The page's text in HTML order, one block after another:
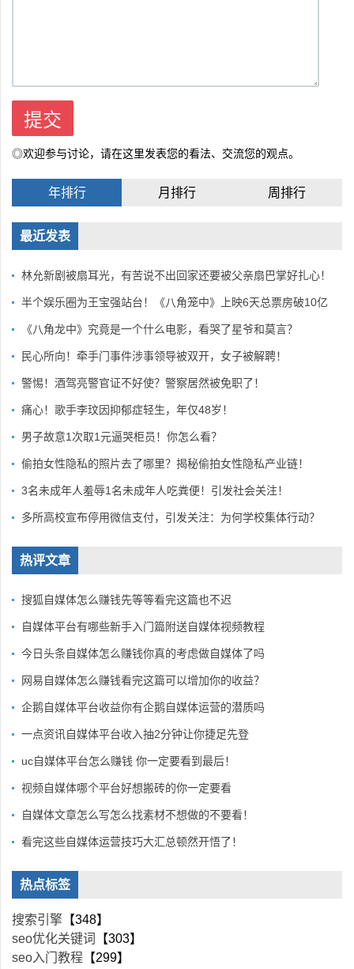
◎欢迎参与讨论，请在这里发表您的看法、交流您的观点。
年排行 月排行 周排行
最近发表
林允新剧被扇耳光，有苦说不出回家还要被父亲扇巴掌好扎心！
半个娱乐圈为王宝强站台！《八角笼中》上映6天总票房破10亿
《八角龙中》究竟是一个什么电影，看哭了星爷和莫言？
民心所向！牵手门事件涉事领导被双开，女子被解聘！
警惕！酒驾亮警官证不好使？警察居然被免职了！
痛心！歌手李玟因抑郁症轻生，年仅48岁！
男子故意1次取1元逼哭柜员！你怎么看？
偷拍女性隐私的照片去了哪里？揭秘偷拍女性隐私产业链！
3名未成年人羞辱1名未成年人吃粪便！引发社会关注！
多所高校宣布停用微信支付，引发关注：为何学校集体行动？
热评文章
搜狐自媒体怎么赚钱先等等看完这篇也不迟
自媒体平台有哪些新手入门篇附送自媒体视频教程
今日头条自媒体怎么赚钱你真的考虑做自媒体了吗
网易自媒体怎么赚钱看完这篇可以增加你的收益？
企鹅自媒体平台收益你有企鹅自媒体运营的潜质吗
一点资讯自媒体平台收入抽2分钟让你捷足先登
uc自媒体平台怎么赚钱 你一定要看到最后！
视频自媒体哪个平台好想搬砖的你一定要看
自媒体文章怎么写怎么找素材不想做的不要看！
看完这些自媒体运营技巧大汇总顿然开悟了！
热点标签
搜索引擎 【348】
seo优化关键词
【303】
seo入门教程 【299】